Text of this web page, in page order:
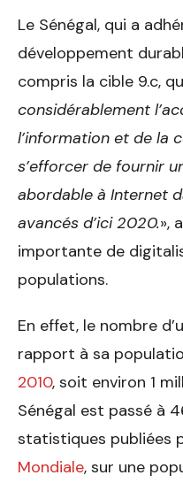
Le Sénégal, qui a
développement
compris la cible 9.c,
considérablement
l’information et de la
s’efforcer de fournir
abordable à Internet
avancés d’ici 2020.­»,
importante de
populations.
En effet, le nombre
rapport à sa
2010, soit environ 1
Sénégal est passé à
statistiques publiées
Mondiale, sur une